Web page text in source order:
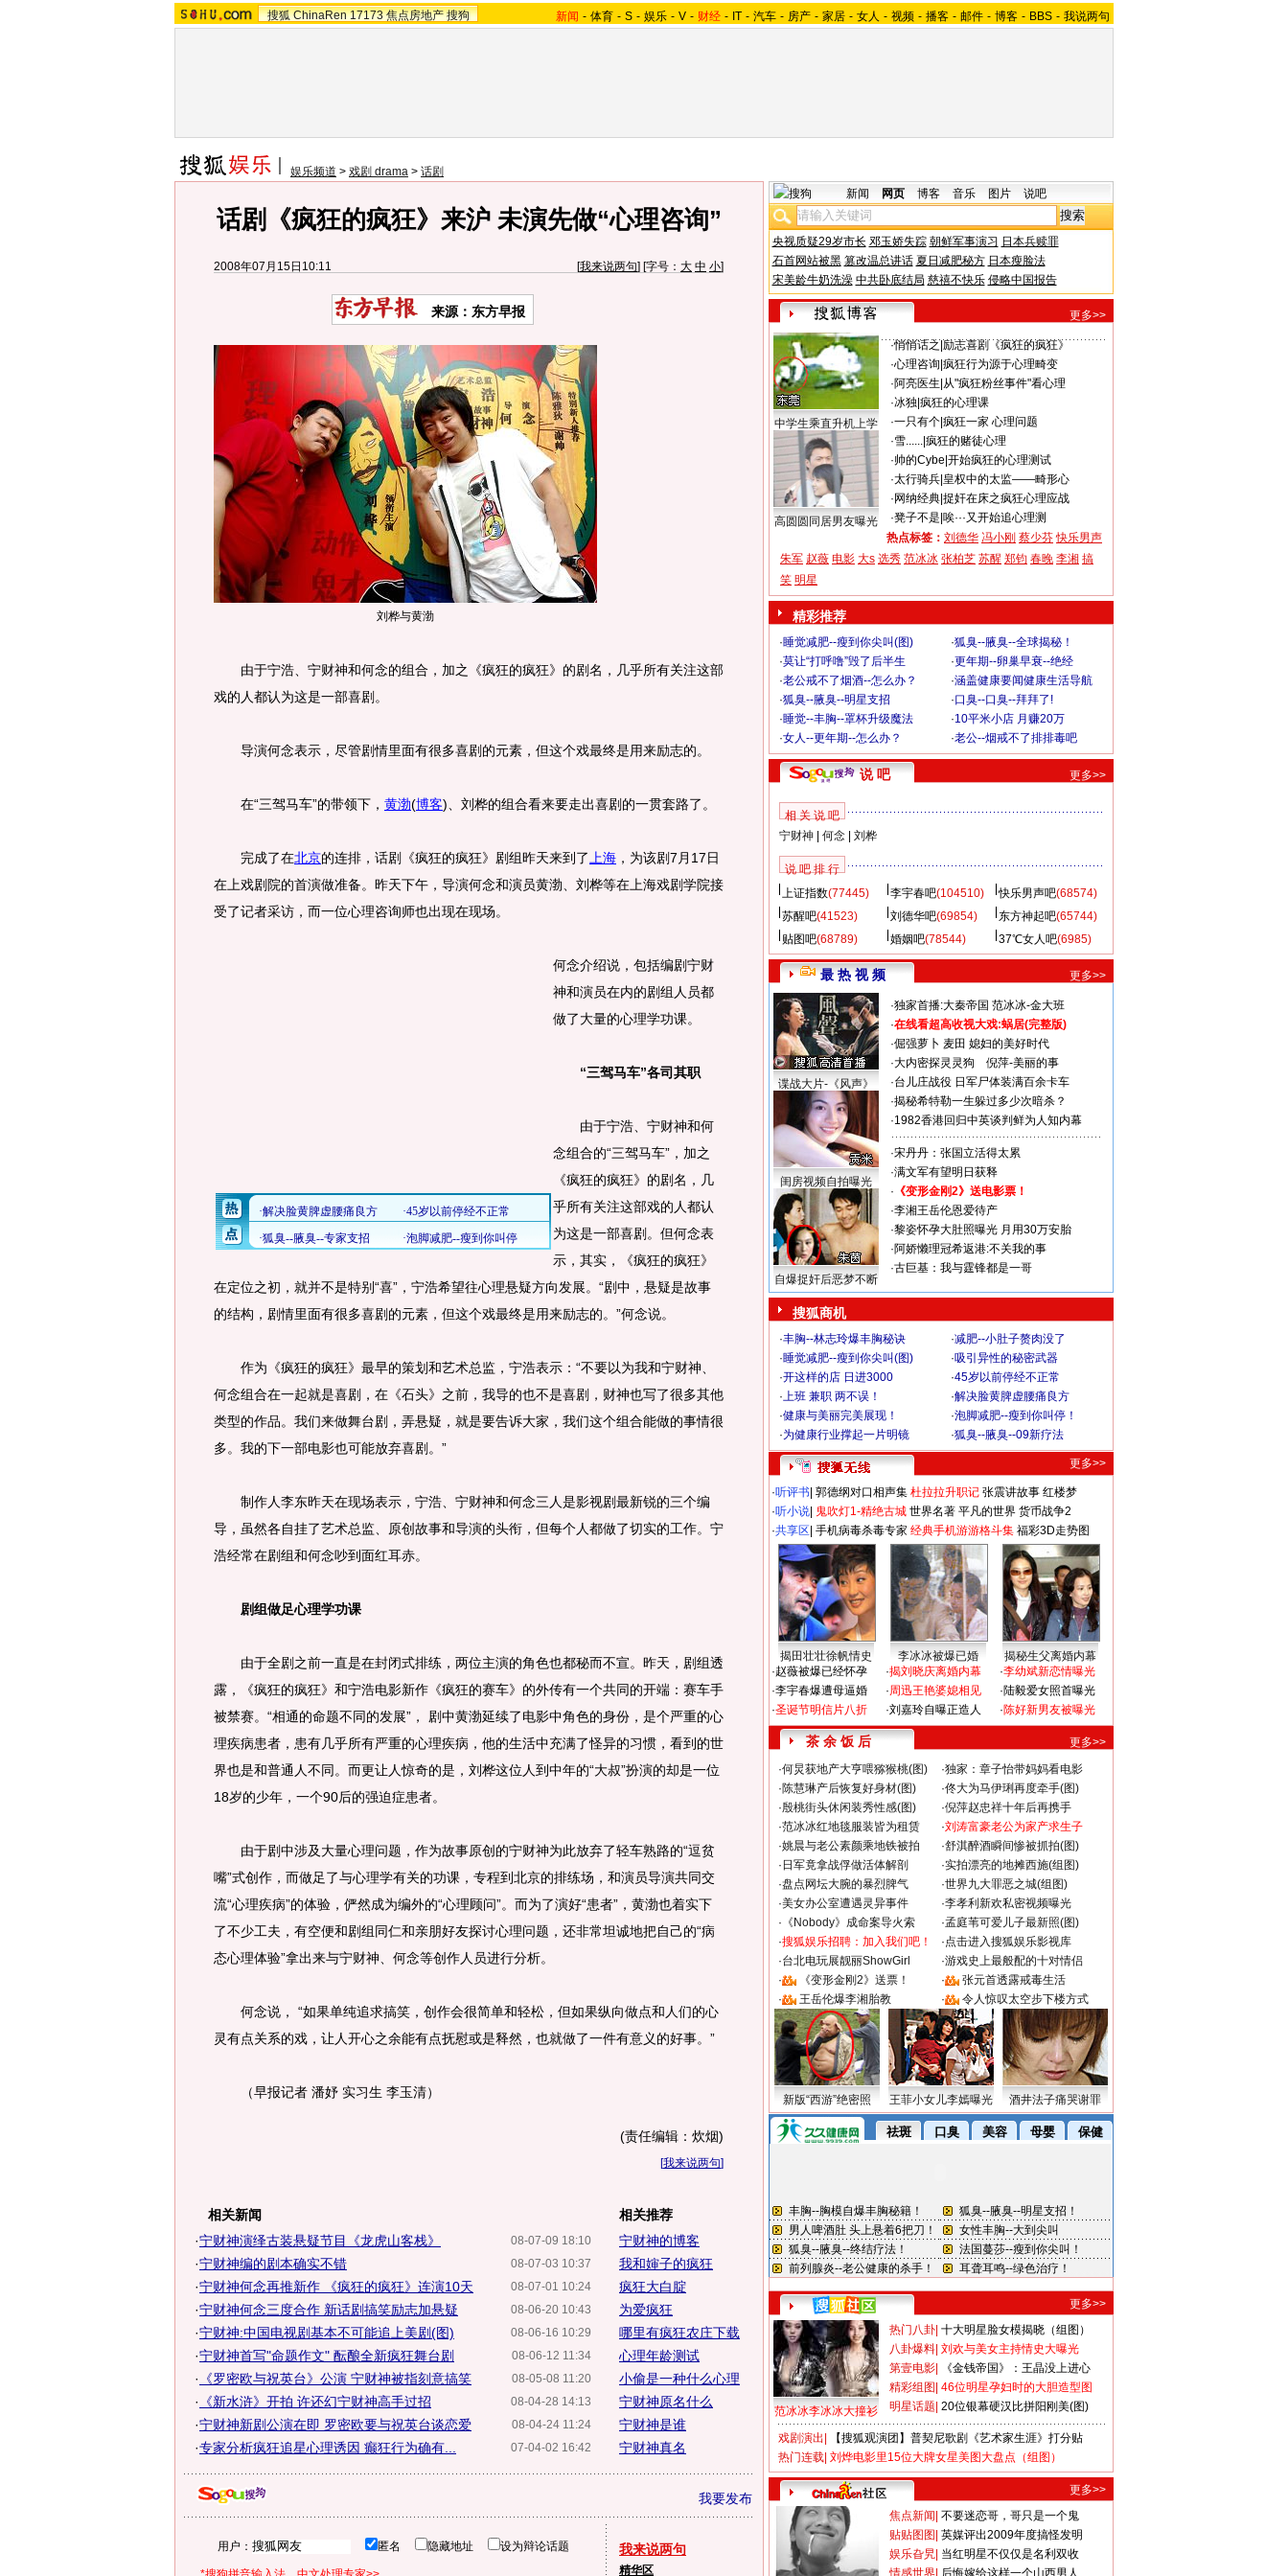
搜狐 ChinaRen 17173 焦点房地产 搜狗 新闻 - 体育 - S - 娱乐 - V - 财经 - IT - 汽车 - 房产 - 家居 - 女人 - 视频 - 播客 - 邮件 - 博客 - BBS - 我说两句
娱乐频道 > 戏剧 drama > 话剧
话剧《疯狂的疯狂》来沪 未演先做“心理咨询”
2008年07月15日10:11 [我来说两句] [字号： 大 中 小]
来源：东方早报
刘桦与黄渤
由于宁浩、宁财神和何念的组合，加之《疯狂的疯狂》的剧名，几乎所有关注这部
戏的人都认为这是一部喜剧。
导演何念表示，尽管剧情里面有很多喜剧的元素，但这个戏最终是用来励志的。
在“三驾马车”的带领下， 黄渤(博客) 、刘桦的组合看来要走出喜剧的一贯套路了。
完成了在北京的连排，话剧《疯狂的疯狂》剧组昨天来到了 上海 ，为该剧7月17日
在上戏剧院的首演做准备。昨天下午，导演何念和演员黄渤、刘桦等在上海戏剧学院接
受了记者采访，而一位心理咨询师也出现在现场。
何念介绍说，包括编剧宁财
神和演员在内的剧组人员都
做了大量的心理学功课。
“三驾马车”各司其职
由于宁浩、宁财神和何
念组合的“三驾马车”，加之
《疯狂的疯狂》的剧名，几
乎所有关注这部戏的人都认
为这是一部喜剧。但何念表
示，其实，《疯狂的疯狂》
在定位之初，就并不是特别“喜”，宁浩希望往心理悬疑方向发展。“剧中，悬疑是故事
的结构，剧情里面有很多喜剧的元素，但这个戏最终是用来励志的。”何念说。
作为《疯狂的疯狂》最早的策划和艺术总监，宁浩表示：“不要以为我和宁财神、
何念组合在一起就是喜剧，在《石头》之前，我导的也不是喜剧，财神也写了很多其他
类型的作品。我们来做舞台剧，弄悬疑，就是要告诉大家，我们这个组合能做的事情很
多。我的下一部电影也可能放弃喜剧。”
制作人李东昨天在现场表示，宁浩、宁财神和何念三人是影视剧最新锐的三个编
导，虽然各自挂了艺术总监、原创故事和导演的头衔，但每个人都做了切实的工作。宁
浩经常在剧组和何念吵到面红耳赤。
剧组做足心理学功课
由于全剧之前一直是在封闭式排练，两位主演的角色也都秘而不宣。昨天，剧组透
露，《疯狂的疯狂》和宁浩电影新作《疯狂的赛车》的外传有一个共同的开端：赛车手
被禁赛。“相通的命题不同的发展”， 剧中黄渤延续了电影中角色的身份，是个严重的心
理疾病患者，患有几乎所有严重的心理疾病，他的生活中充满了怪异的习惯，看到的世
界也是和普通人不同。而更让人惊奇的是，刘桦这位人到中年的“大叔”扮演的却是一位
18岁的少年，一个90后的强迫症患者。
由于剧中涉及大量心理问题，作为故事原创的宁财神为此放弃了轻车熟路的“逗贫
嘴”式创作，而做足了与心理学有关的功课，专程到北京的排练场，和演员导演共同交
流“心理疾病”的体验，俨然成为编外的“心理顾问”。而为了演好“患者”，黄渤也着实下
了不少工夫，有空便和剧组同仁和亲朋好友探讨心理问题，还非常坦诚地把自己的“病
态心理体验”拿出来与宁财神、何念等创作人员进行分析。
何念说， “如果单纯追求搞笑，创作会很简单和轻松，但如果纵向做点和人们的心
灵有点关系的戏，让人开心之余能有点抚慰或是释然，也就做了一件有意义的好事。”
（早报记者 潘妤 实习生 李玉清）
(责任编辑：炊烟)
[我来说两句]
相关新闻
08-07-09 18:10
·宁财神演绎古装悬疑节目《龙虎山客栈》
08-07-03 10:37
·宁财神编的剧本确实不错
08-07-01 10:24
·宁财神何念再推新作 《疯狂的疯狂》连演10天
08-06-20 10:43
·宁财神何念三度合作 新话剧搞笑励志加悬疑
08-06-16 10:29
·宁财神:中国电视剧基本不可能追上美剧(图)
08-06-12 11:34
·宁财神首写"命题作文" 酝酿全新疯狂舞台剧
08-05-08 11:20
· 《罗密欧与祝英台》公演 宁财神被指刻意搞笑
08-04-28 14:13
· 《新水浒》开拍 许还幻宁财神高手过招
08-04-24 11:24
·宁财神新剧公演在即 罗密欧要与祝英台谈恋爱
07-04-02 16:42
·专家分析疯狂追星心理诱因 癫狂行为确有...
相关推荐
宁财神的博客
我和婶子的疯狂
疯狂大白腚
为爱疯狂
哪里有疯狂农庄下载
心理年龄测试
小偷是一种什么心理
宁财神原名什么
宁财神是谁
宁财神真名
我要发布
用户： 匿名 隐藏地址 设为辩论话题 我来说两句
精华区
新闻 网页 博客 音乐 图片 说吧
央视质疑29岁市长 邓玉娇失踪 朝鲜军事演习 日本兵赎罪
石首网站被黑 篡改温总讲话 夏日减肥秘方 日本瘦脸法
宋美龄牛奶洗澡 中共卧底结局 慈禧不快乐 侵略中国报告
更多>>
中学生乘直升机上学
高圆圆同居男友曝光
·悄悄话之 励志喜剧《疯狂的疯狂》
·心理咨询 疯狂行为源于心理畸变
·阿亮医生 从"疯狂粉丝事件"看心理
·冰独| 疯狂的心理课
·一只有个| 疯狂一家 心理问题
·雪......| 疯狂的赌徒心理
·帅的Cybe 开始疯狂的心理测试
·太行骑兵| 皇权中的太监——畸形心
· 网纳经典| 捉奸在床之疯狂心理应战
·凳子不是 唉···又开始追心理测
热点标签： 刘德华 冯小刚 蔡少芬 快乐男声
朱军 赵薇 电影 大s 选秀 范冰冰 张柏芝 苏醒 郑钧 春晚 李湘 搞
笑 明星
精彩推荐
·睡觉减肥--瘦到你尖叫(图) ·狐臭--腋臭--全球揭秘！
·莫让“打呼噜”毁了后半生 ·更年期--卵巢早衰--绝经
·老公戒不了烟酒--怎么办？ ·涵盖健康要闻健康生活导航
·狐臭--腋臭--明星支招 ·口臭--口臭--拜拜了!
·睡觉--丰胸--罩杯升级魔法 ·10平米小店 月赚20万
·女人--更年期--怎么办？ ·老公--烟戒不了排排毒吧
说 吧 更多>>
相 关 说 吧
宁财神| 何念| 刘桦
说 吧 排 行
上证指数(77445) 李宇春吧(104510) 快乐男声吧(68574)
苏醒吧(41523) 刘德华吧(69854) 东方神起吧(65744)
贴图吧(68789) 婚姻吧(78544) 37℃女人吧(6985)
最 热 视 频 更多>>
谍战大片-《风声》
闺房视频自拍曝光
自爆捉奸后恶梦不断
·独家首播:大秦帝国 范冰冰-金大班
·在线看超高收视大戏:蜗居(完整版)
·倔强萝卜 麦田 媳妇的美好时代
·大内密探灵灵狗
倪萍-美丽的事
·台儿庄战役 日军尸体装满百余卡车
·揭秘希特勒一生躲过多少次暗杀？
·1982香港回归中英谈判鲜为人知内幕
·宋丹丹：张国立活得太累
·满文军有望明日获释
· 《变形金刚2》送电影票！
·李湘王岳伦恩爱待产
·黎姿怀孕大肚照曝光 月用30万安胎
·阿娇懒理冠希返港:不关我的事
·古巨基：我与霆锋都是一哥
搜狐商机
·丰胸--林志玲爆丰胸秘诀 ·减肥--小肚子赘肉没了
·睡觉减肥--瘦到你尖叫(图) ·吸引异性的秘密武器
·开这样的店 日进3000 ·45岁以前停经不正常
·上班 兼职 两不误！ ·解决脸黄脾虚腰痛良方
·健康与美丽完美展现！ ·泡脚减肥--瘦到你叫停！
·为健康行业撑起一片明镜 ·狐臭--腋臭--09新疗法
更多>>
·听评书 郭德纲对口相声集 杜拉拉升职记 张震讲故事 红楼梦
·听小说 鬼吹灯1-精绝古城 世界名著 平凡的世界 货币战争2
·共享区 手机病毒杀毒专家 经典手机游游格斗集 福彩3D走势图
揭田壮壮徐帆情史 李冰冰被爆已婚
揭秘生父离婚内幕
·赵薇被爆已经怀孕
·李宇春爆遭母逼婚
·圣诞节明信片八折
·揭刘晓庆离婚内幕
·周迅王艳婆媳相见
·刘嘉玲自曝正造人
·李幼斌新恋情曝光
·陆毅爱女照首曝光
·陈好新男友被曝光
茶 余 饭 后
更多>>
·何炅获地产大亨喂猕猴桃(图) ·独家：章子怡带妈妈看电影
·陈慧琳产后恢复好身材(图) ·佟大为马伊琍再度牵手(图)
·殷桃街头休闲装秀性感(图) ·倪萍赵忠祥十年后再携手
·范冰冰红地毯服装皆为租赁 ·刘涛富豪老公为家产求生子
·姚晨与老公素颜乘地铁被拍 ·舒淇醉酒瞬间惨被抓拍(图)
· 日军竟拿战俘做活体解剖 ·实拍漂亮的地摊西施(组图)
·盘点网坛大腕的暴烈脾气 ·世界九大罪恶之城(组图)
·美女办公室遭遇灵异事件 ·李孝利新欢私密视频曝光
· 《Nobody》成命案导火索 ·孟庭苇可爱儿子最新照(图)
·搜狐娱乐招聘：加入我们吧！ ·点击进入搜狐娱乐影视库
·台北电玩展靓丽ShowGirl ·游戏史上最般配的十对情侣
·
《变形金刚2》送票！ ·
张元首透露戒毒生活
·
王岳伦爆李湘胎教 · 令人惊叹太空步下楼方式
新版“西游”绝密照 王菲小女儿李嫣曝光 酒井法子痛哭谢罪
更多>>
范冰冰李冰冰大撞衫
热门八卦 十大明星脸女模揭晓（组图）
八卦爆料 刘欢与美女主持情史大曝光
第壹电影
《金钱帝国》：王晶没上进心
精彩组图 46位明星孕妇时的大胆造型图
明星话题 20位银幕硬汉比拼阳刚美(图)
戏剧演出
【搜狐观演团】普契尼歌剧《艺术家生涯》打分贴
热门连载 刘烨电影里15位大牌女星美图大盘点（组图）
更多>>
焦点新闻 不要迷恋哥，哥只是一个鬼
贴贴图图 英媒评出2009年度搞怪发明
娱乐旮旯 当红明星不仅仅是名利双收
情感世界 后悔嫁给这样一个山西男人